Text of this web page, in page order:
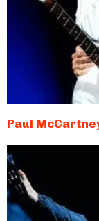
Paul